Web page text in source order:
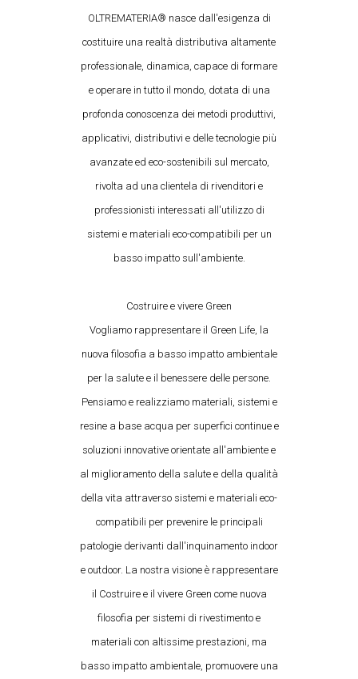
OLTREMATERIA® nasce dall'esigenza di
costituire una realtà distributiva altamente
professionale, dinamica, capace di formare
e operare in tutto il mondo, dotata di una
profonda conoscenza dei metodi produttivi,
applicativi, distributivi e delle tecnologie più
avanzate ed eco-sostenibili sul mercato,
rivolta ad una clientela di rivenditori e
professionisti interessati all'utilizzo di
sistemi e materiali eco-compatibili per un
basso impatto sull'ambiente.
Costruire e vivere Green
Vogliamo rappresentare il Green Life, la
nuova filosofia a basso impatto ambientale
per la salute e il benessere delle persone.
Pensiamo e realizziamo materiali, sistemi e
resine a base acqua per superfici continue e
soluzioni innovative orientate all'ambiente e
al miglioramento della salute e della qualità
della vita attraverso sistemi e materiali eco-
compatibili per prevenire le principali
patologie derivanti dall'inquinamento indoor
e outdoor. La nostra visione è rappresentare
il Costruire e il vivere Green come nuova
filosofia per sistemi di rivestimento e
materiali con altissime prestazioni, ma
basso impatto ambientale, promuovere una